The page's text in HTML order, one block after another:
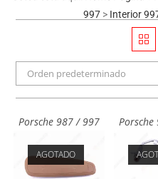
997> Interior
Orden predeterminado
Porsche 987 / 997
AGOTADO